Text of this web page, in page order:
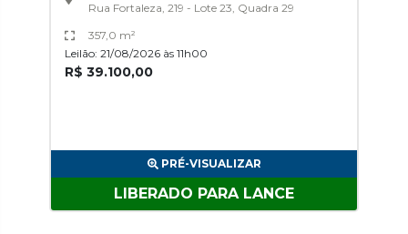
Rua Fortaleza, 219 - Lote 23, Quadra 29
357,0 m²
Leilão: 21/08/2026 às 11h00
R$ 39.100,00
PRÉ-VISUALIZAR
LIBERADO PARA LANCE